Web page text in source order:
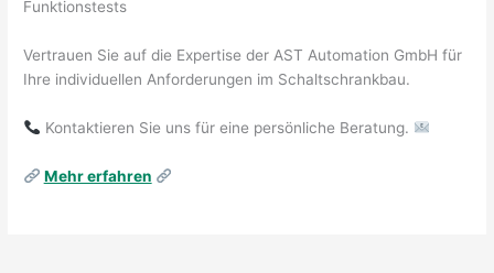
Funktionstests
Vertrauen Sie auf die Expertise der AST Automation GmbH für
Ihre individuellen Anforderungen im Schaltschrankbau.
Kontaktieren Sie uns für eine persönliche Beratung.
Mehr erfahren